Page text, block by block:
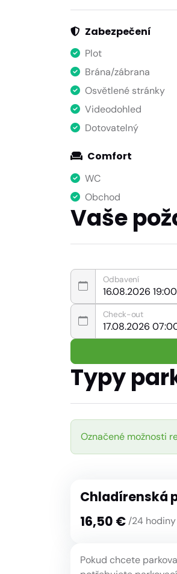
Zabezpečení
Plot
Brána/zábrana
Osvětlené stránky
Videodohled
Dotovatelný
Comfort
WC
Obchod
Vaše
Odbavení
Check-out
Typy
Označené možnosti
Chladírenská
16,50 €/24 hodiny
Pokud chcete